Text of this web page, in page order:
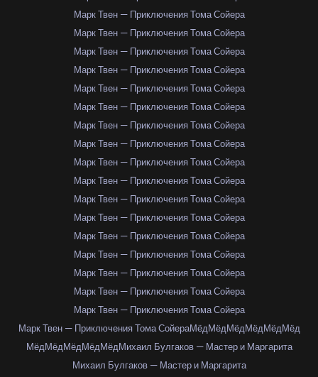
Марк Твен — Приключения Тома Сойера
Марк Твен — Приключения Тома Сойера
Марк Твен — Приключения Тома Сойера
Марк Твен — Приключения Тома Сойера
Марк Твен — Приключения Тома Сойера
Марк Твен — Приключения Тома Сойера
Марк Твен — Приключения Тома Сойера
Марк Твен — Приключения Тома Сойера
Марк Твен — Приключения Тома Сойера
Марк Твен — Приключения Тома Сойера
Марк Твен — Приключения Тома Сойера
Марк Твен — Приключения Тома Сойера
Марк Твен — Приключения Тома Сойера
Марк Твен — Приключения Тома Сойера
Марк Твен — Приключения Тома Сойера
Марк Твен — Приключения Тома Сойера
Марк Твен — Приключения Тома Сойера
Марк Твен — Приключения Тома СойераМёдМёдМёдМёдМёдМёд
МёдМёдМёдМёдМёдМихаил Булгаков — Мастер и Маргарита
Михаил Булгаков — Мастер и Маргарита